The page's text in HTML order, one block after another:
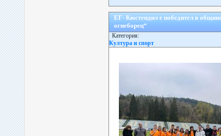
ЕГ- Кюстендил е победител в
огнеборец“
Категория:
Култура и спорт